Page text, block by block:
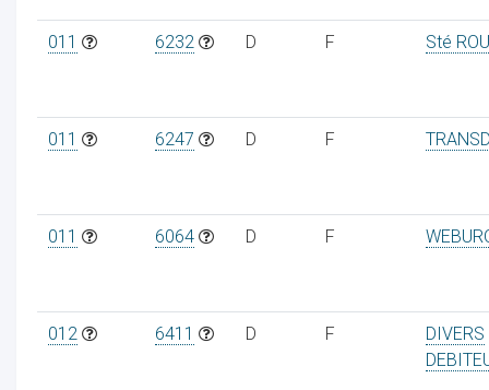
011 6232 D F Sté
011 6247 D F
011 6064 D F
012 6411 D F
DIVERS